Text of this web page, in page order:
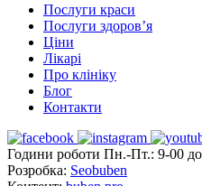
Послуги краси
Послуги здоров’я
Ціни
Лікарі
Про клініку
Блог
Контакти
Години роботи Пн.-Пт.: 9-00
Розробка: Seobuben